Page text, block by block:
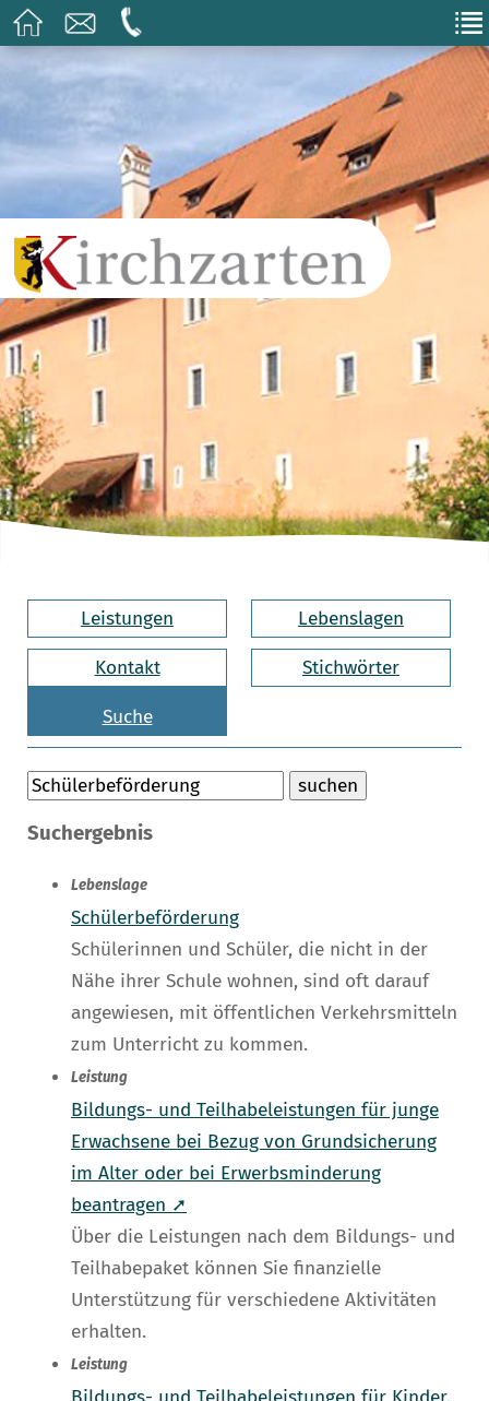
Leistungen Lebenslagen
Kontakt Stichwörter
Suche
Suchergebnis
Lebenslage
Schülerbeförderung
Schülerinnen und Schüler, die nicht in der
Nähe ihrer Schule wohnen, sind oft darauf
angewiesen, mit öffentlichen Verkehrsmitteln
zum Unterricht zu kommen.
Leistung
Bildungs- und Teilhabeleistungen für junge
Erwachsene bei Bezug von Grundsicherung
im Alter oder bei Erwerbsminderung
beantragen ➚
Über die Leistungen nach dem Bildungs- und
Teilhabepaket können Sie finanzielle
Unterstützung für verschiedene Aktivitäten
erhalten.
Leistung